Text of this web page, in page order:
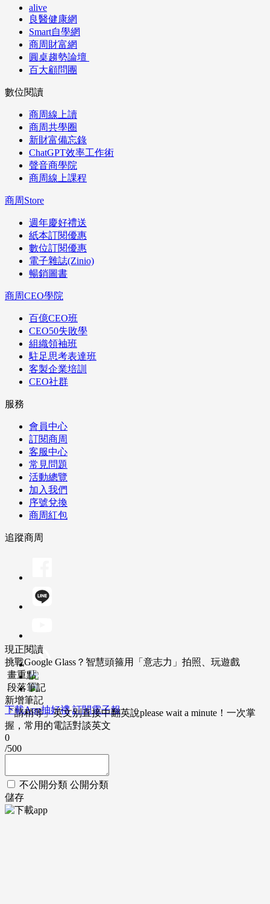
alive
良醫健康網
Smart自學網
商周財富網
圓桌趨勢論壇
百大顧問團
數位閱讀
商周線上讀
商周共學圈
新財富備忘錄
ChatGPT效率工作術
聲音商學院
商周線上課程
商周Store
週年慶好禮送
紙本訂閱優惠
數位訂閱優惠
電子雜誌(Zinio)
暢銷圖書
商周CEO學院
百億CEO班
CEO50失敗學
組織領袖班
駐足思考表達班
客製企業培訓
CEO社群
服務
會員中心
訂閱商周
客服中心
常見問題
活動總覽
加入我們
序號兌換
商周紅包
追蹤商周
下載App抽好禮 訂閱電子報
現正閱讀
挑戰Google Glass？智慧頭箍用「意志力」拍照、玩遊戲
畫重點
段落筆記
新增筆記
「請稍等」英文別直接中翻英說please wait a minute！一次掌
握，常用的電話對談英文
0
/500
不公開分類 公開分類
儲存